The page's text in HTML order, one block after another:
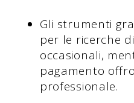
Gli strumenti
per le ricerche
occasionali,
pagamento
professionale.